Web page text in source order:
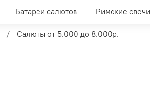
Батареи салютов Римские свечи
Салюты от 5.000 до 8.000р.